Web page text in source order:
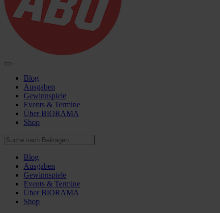
Blog
Ausgaben
Gewinnspiele
Events & Termine
Über BIORAMA
Shop
Blog
Ausgaben
Gewinnspiele
Events & Termine
Über BIORAMA
Shop